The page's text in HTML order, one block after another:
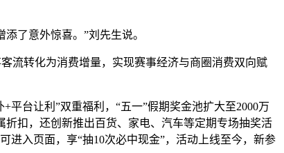
了意外惊喜。”刘先生说。
流转化为消费增量，实现赛事经济与商圈消费双向赋
台让利”双重福利，“五一”假期奖金池扩大至2000万
扣，还创新推出百货、家电、汽车等定期专场抽奖活
进入页面，享“抽10次必中现金”，活动上线至今，新参